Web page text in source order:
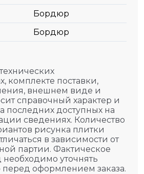
Бордюр
Бордюр
комплекте поставки,
внешнем виде и
справочный характер и
последних доступных на
сведениях. Количество
рисунка плитки
в зависимости от
партии. Фактическое
необходимо уточнять
оформлением заказа.